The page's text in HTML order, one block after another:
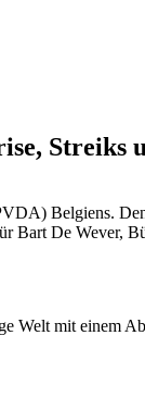
Streiks
Belgiens.
De Wever,
mit einem